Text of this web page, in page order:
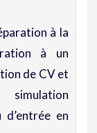
à la
à un
de CV et
d’entrée en